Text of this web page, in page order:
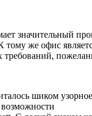
значительный
же офис
шиком